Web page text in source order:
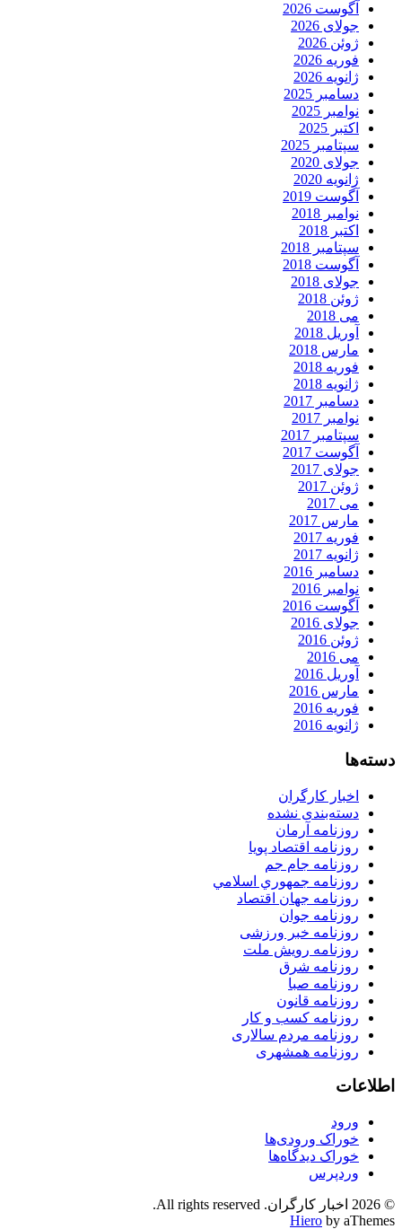
آگوست 2026
جولای 2026
ژوئن 2026
فوریه 2026
ژانویه 2026
دسامبر 2025
نوامبر 2025
اکتبر 2025
سپتامبر 2025
جولای 2020
ژانویه 2020
آگوست 2019
نوامبر 2018
اکتبر 2018
سپتامبر 2018
آگوست 2018
جولای 2018
ژوئن 2018
می 2018
آوریل 2018
مارس 2018
فوریه 2018
ژانویه 2018
دسامبر 2017
نوامبر 2017
سپتامبر 2017
آگوست 2017
جولای 2017
ژوئن 2017
می 2017
مارس 2017
فوریه 2017
ژانویه 2017
دسامبر 2016
نوامبر 2016
آگوست 2016
جولای 2016
ژوئن 2016
می 2016
آوریل 2016
مارس 2016
فوریه 2016
ژانویه 2016
دسته‌ها
اخبار کارگران
دسته‌بندی نشده
روزنامه آرمان
روزنامه اقتصاد پویا
روزنامه جام جم
روزنامه جمهوري اسلامي
روزنامه جهان اقتصاد
روزنامه جوان
روزنامه خبر ورزشى
روزنامه رویش ملت
روزنامه شرق
روزنامه صبا
روزنامه قانون
روزنامه كسب و كار
روزنامه مردم سالاری
روزنامه همشهری
اطلاعات
ورود
خوراک ورودی‌ها
خوراک دیدگاه‌ها
وردپرس
© 2026 اخبار کارگران. All rights reserved.
Hiero by aThemes